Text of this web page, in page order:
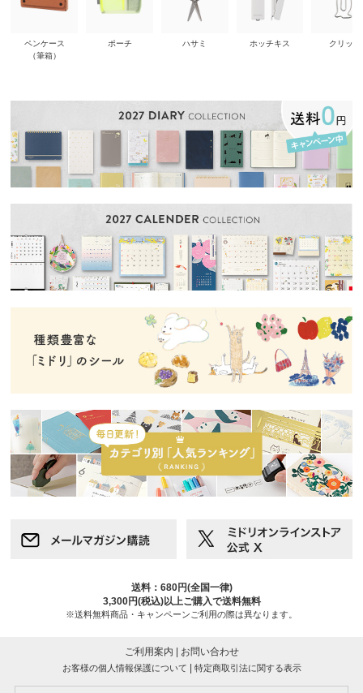
ペンケース
（筆箱）
ポーチ ハサミ ホッチキス クリップ
送料：680円(全国一律)
3,300円(税込)以上ご購入で送料無料
※送料無料商品・キャンペーンご利用の際は異なります。
ご利用案内 お問い合わせ
お客様の個人情報保護について 特定商取引法に関する表示